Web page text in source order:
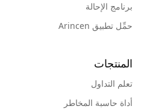
برنامج الإحالة
حمِّل تطبيق Arincen
المنتجات
تعلم التداول
أداة حاسبة المخاطر